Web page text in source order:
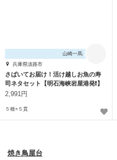
山崎一馬
兵庫県淡路市
さばいてお届け！活け越しお魚の寿
司ネタセット【明石海峡岩屋港発❗】
2,991円
５種×５貫
焼き鳥屋台